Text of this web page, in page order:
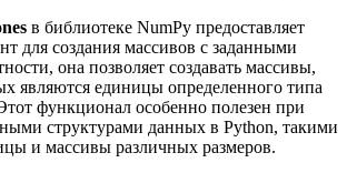
в библиотеке NumPy предоставляет
для создания массивов с заданными
она позволяет создавать массивы,
являются единицы определенного типа
функционал особенно полезен при
структурами данных в Python, такими
и массивы различных размеров.